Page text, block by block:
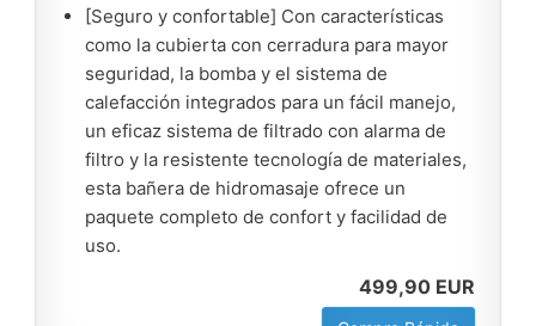
[Seguro y confortable] Con características
como la cubierta con cerradura para mayor
seguridad, la bomba y el sistema de
calefacción integrados para un fácil manejo,
un eficaz sistema de filtrado con alarma de
filtro y la resistente tecnología de materiales,
esta bañera de hidromasaje ofrece un
paquete completo de confort y facilidad de
uso.
499,90 EUR